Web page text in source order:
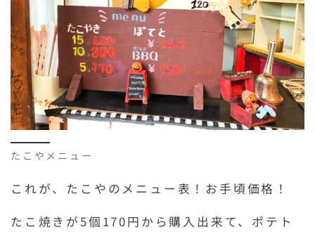
たこやメニュー
これが、たこやのメニュー表！お手頃価格！
たこ焼きが5個170円から購入出来て、ポテト